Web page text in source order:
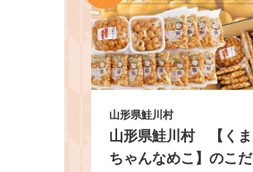
山形県鮭川村
山形県鮭川村 【くま
ちゃんなめこ】のこだ